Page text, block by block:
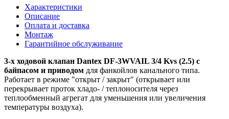
Характеристики
Описание
Оплата и доставка
Монтаж
Гарантийное обслуживание
3-х ходовой клапан Dantex DF-3WVAIL 3/4 Kvs (2.5) с
байпасом и приводом для фанкойлов канального типа.
Работает в режиме "открыт / закрыт" (открывает или
перекрывает проток хладо- / теплоносителя через
теплообменный агрегат для уменьшения или увеличения
температуры воздуха).